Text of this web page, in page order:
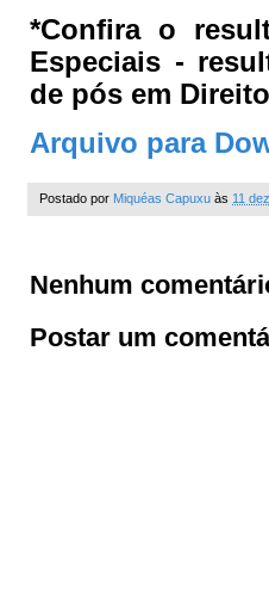
*Confira o
Especiais -
de pós em Direito
Arquivo para
Postado por Miquéas Capuxu às 11
Nenhum
Postar um